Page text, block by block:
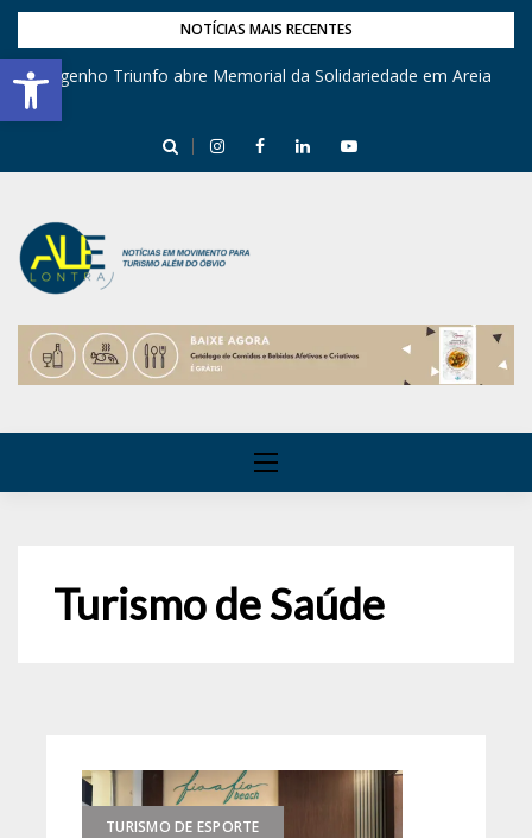
Barra de Ferramentas Aberta
NOTÍCIAS MAIS RECENTES
Engenho Triunfo abre Memorial da Solidariedade em Areia
Turismo de Saúde
TURISMO DE ESPORTE